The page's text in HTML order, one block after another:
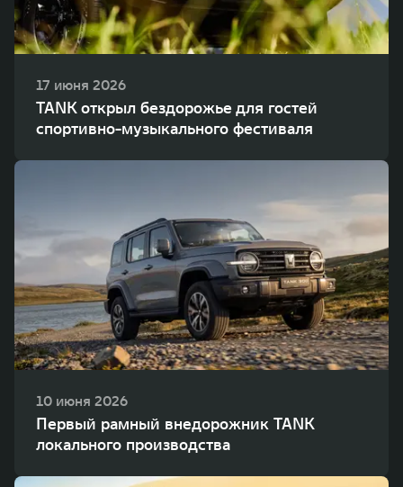
17 июня 2026
TANK открыл бездорожье для гостей
спортивно-музыкального фестиваля
10 июня 2026
Первый рамный внедорожник TANK
локального производства